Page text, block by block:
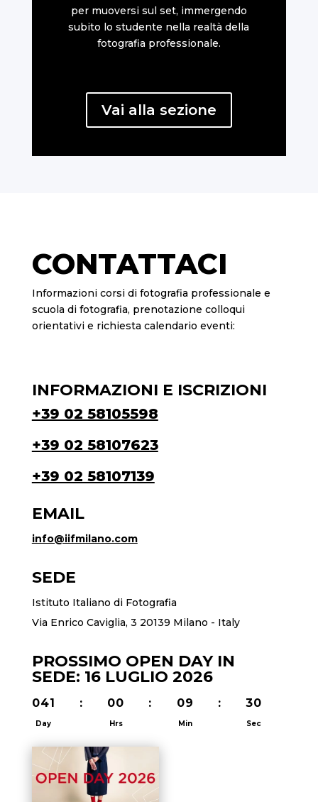
per muoversi sul set, immergendo
subito lo studente nella realtà della
fotografia professionale.
Vai alla sezione
CONTATTACI
Informazioni corsi di fotografia professionale e
scuola di fotografia, prenotazione colloqui
orientativi e richiesta calendario eventi:
INFORMAZIONI E ISCRIZIONI
+39 02 58105598
+39 02 58107623
+39 02 58107139
EMAIL
info@iifmilano.com
SEDE
Istituto Italiano di Fotografia
Via Enrico Caviglia, 3 20139 Milano - Italy
PROSSIMO OPEN DAY IN
SEDE: 16 LUGLIO 2026
041
Day
: 00
Hrs
: 09
Min
: 30
Sec